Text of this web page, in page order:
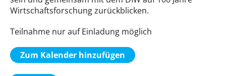
Wirtschaftsforschung zurückblicken.
Teilnahme nur auf Einladung möglich
Zum Kalender hinzufügen